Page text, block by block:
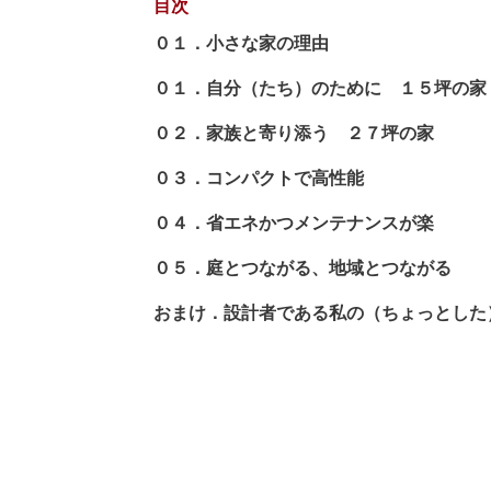
目次
０１．小さな家の理由
０１．自分（たち）のために １５坪の家
０２．家族と寄り添う ２７坪の家
０３．コンパクトで高性能
０４．省エネかつメンテナンスが楽
０５．庭とつながる、地域とつながる
おまけ．設計者である私の（ちょっとした